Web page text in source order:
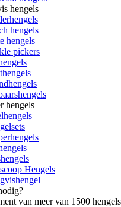
hengels
hengels
hengels
pickers
hengels
Hengels
van meer van 1500